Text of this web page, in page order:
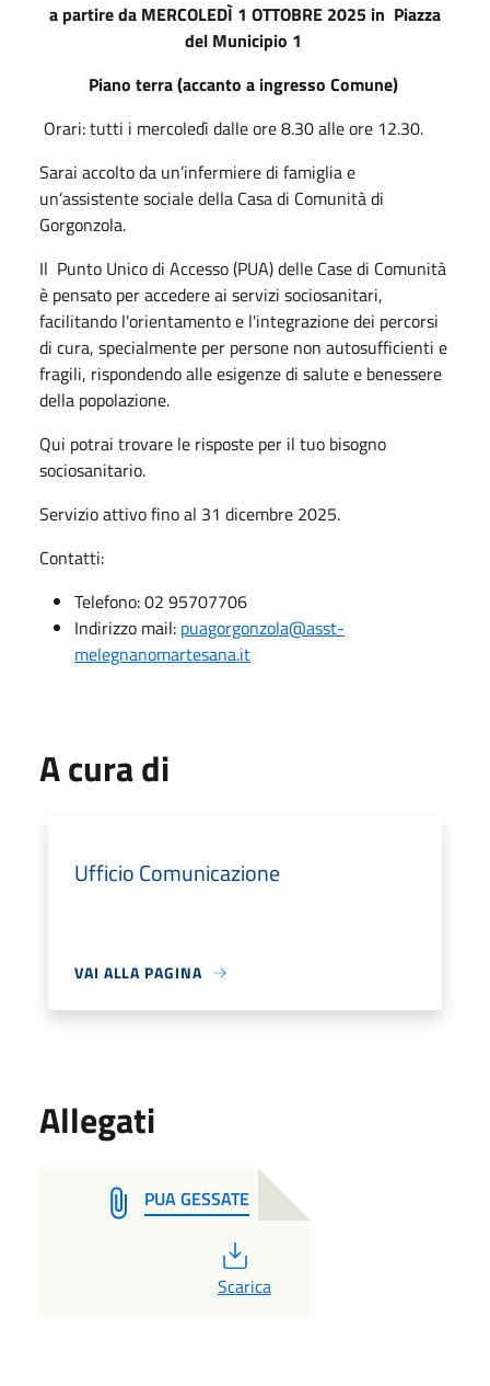
a partire da MERCOLEDÌ 1 OTTOBRE 2025 in Piazza
del Municipio 1
Piano terra (accanto a ingresso Comune)
Orari: tutti i mercoledì dalle ore 8.30 alle ore 12.30.
Sarai accolto da un’infermiere di famiglia e
un’assistente sociale della Casa di Comunità di
Gorgonzola.
Il Punto Unico di Accesso (PUA) delle Case di Comunità
è pensato per accedere ai servizi sociosanitari,
facilitando l'orientamento e l'integrazione dei percorsi
di cura, specialmente per persone non autosufficienti e
fragili, rispondendo alle esigenze di salute e benessere
della popolazione.
Qui potrai trovare le risposte per il tuo bisogno
sociosanitario.
Servizio attivo fino al 31 dicembre 2025.
Contatti:
Telefono: 02 95707706
Indirizzo mail: puagorgonzola@asst-
melegnanomartesana.it
A cura di
Ufficio Comunicazione
VAI ALLA PAGINA
Allegati
PUA GESSATE
PDF
Scarica